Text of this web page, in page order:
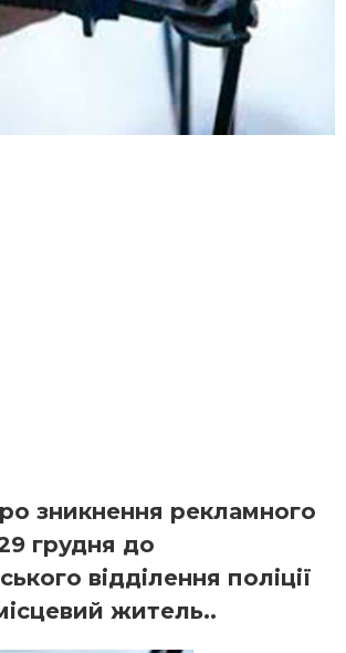
зникнення рекламного
грудня до
відділення поліції
житель..